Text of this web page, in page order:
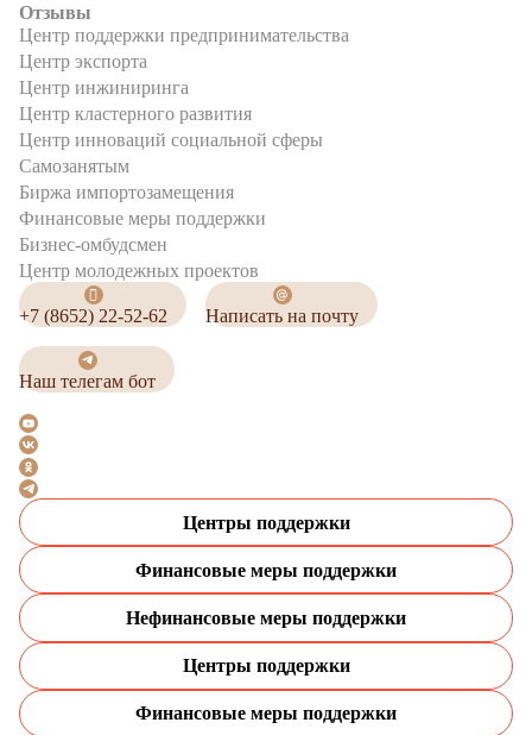
Отзывы
Центр поддержки предпринимательства
Центр экспорта
Центр инжиниринга
Центр кластерного развития
Центр инноваций социальной сферы
Cамозанятым
Биржа импортозамещения
Финансовые меры поддержки
Бизнес-омбудсмен
Центр молодежных проектов
+7 (8652) 22-52-62 Написать на почту
Наш телегам бот
Центры поддержки
Финансовые меры поддержки
Нефинансовые меры поддержки
Центры поддержки
Финансовые меры поддержки